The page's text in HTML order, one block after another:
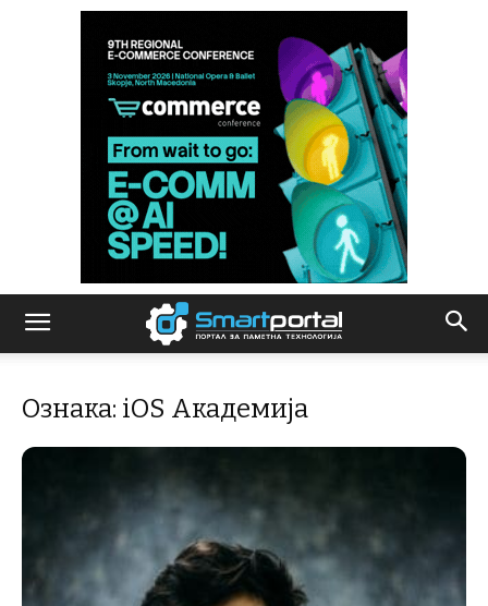
Ознака: iOS Академија